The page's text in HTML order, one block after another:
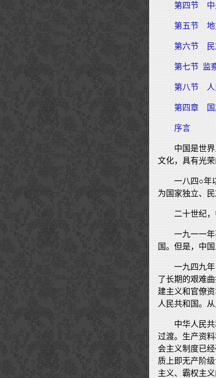
第四节 中
第五节 地
第六节 民
第七节 监
第八节 人
第四章 国
序言
中国是世
文化，具有光
一八四○年
为国家独立、
二十世纪
一九一一
国。但是，中
一九四九
了长期的艰难
建主义和官僚
人民共和国。
中华人民
过渡。生产资
会主义制度已
质上即无产阶
主义、霸权主